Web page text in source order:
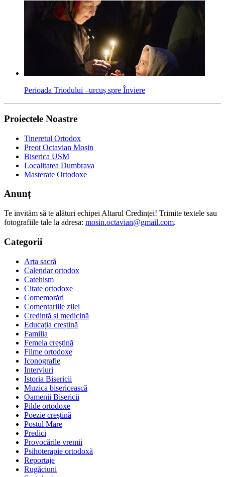
Perioada Triodului –urcuș spre Înviere
Proiectele Noastre
Tineretul Ortodox
Preot Octavian Moșin
Biserica USM
Localitatea Dumbrava
Masterate Ortodoxe
Anunț
Te invităm să te alături echipei Altarul Credinţei! Trimite textele sau
fotografiile tale la adresa: mosin.octavian@gmail.com.
Categorii
Arta sacră
Calendar ortodox
Catehism
Citate ortodoxe
Comemorări
Comentariile zilei
Credință și medicină
Educația creștină
Familia
Femeia creștină
Filme ortodoxe
Iconografie
Interviuri
Istoria Bisericii
Muzica bisericească
Oamenii Bisericii
Pilde ortodoxe
Poezie creştină
Postul Mare
Predici
Provocările vremii
Psihoterapie ortodoxă
Reportaje
Rugăciuni